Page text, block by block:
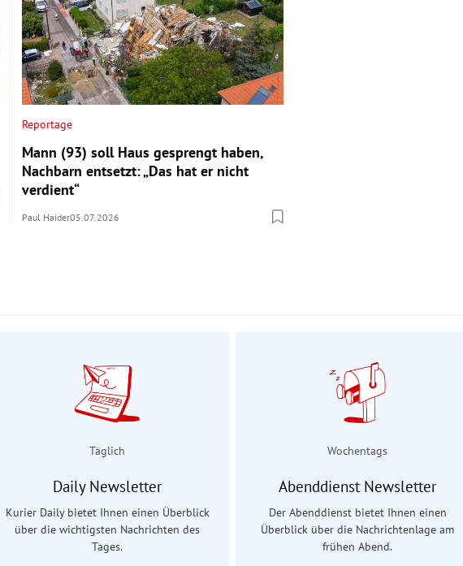
Reportage
Mann (93) soll Haus gesprengt haben,
Nachbarn entsetzt: „Das hat er nicht
verdient“
Paul Haider05.07.2026
Täglich
Daily Newsletter
Kurier Daily bietet Ihnen einen Überblick
über die wichtigsten Nachrichten des
Tages.
Wochentags
Abenddienst Newsletter
Der Abenddienst bietet Ihnen einen
Überblick über die Nachrichtenlage am
frühen Abend.